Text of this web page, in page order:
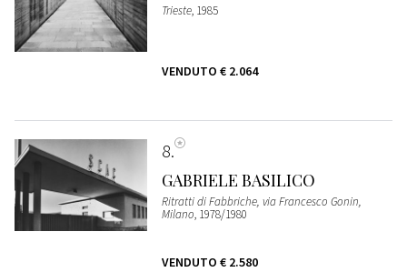
Trieste, 1985
VENDUTO € 2.064
8
GABRIELE BASILICO
Ritratti di Fabbriche, via Francesco Gonin,
Milano, 1978/1980
VENDUTO € 2.580